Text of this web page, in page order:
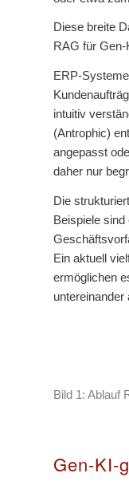
Diese breite
RAG für
ERP-
intuitiv
(Antrophic)
angepasst
daher nur
Die
Beispiele
Ein aktuell
ermöglichen
Bild 1: Ablauf
Gen-KI-